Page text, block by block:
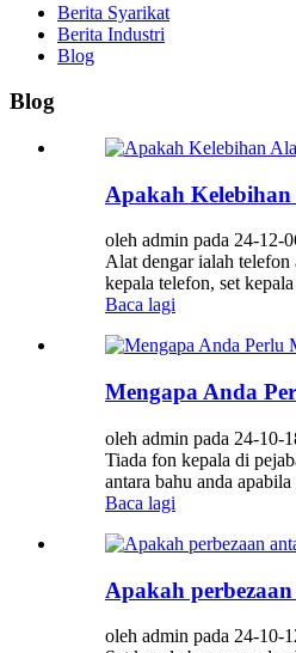
Berita Syarikat
Berita Industri
Blog
Blog
Apakah
oleh admin pada 24-12-
Alat dengar ialah telefon
kepala telefon, set
Baca lagi
Mengapa Anda
oleh admin pada 24-10-
Tiada fon kepala di
antara bahu anda
Baca lagi
Apakah
oleh admin pada 24-10-